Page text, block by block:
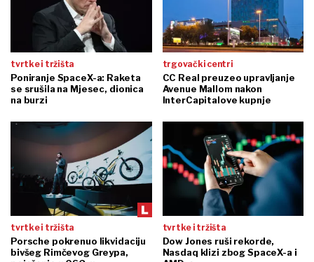
tvrtke i tržišta
Poniranje SpaceX-a: Raketa
se srušila na Mjesec, dionica
na burzi
trgovački centri
CC Real preuzeo upravljanje
Avenue Mallom nakon
InterCapitalove kupnje
tvrtke i tržišta
Porsche pokrenuo likvidaciju
bivšeg Rimčevog Greypa,
tvrtke i tržišta
Dow Jones ruši rekorde,
Nasdaq klizi zbog SpaceX-a i